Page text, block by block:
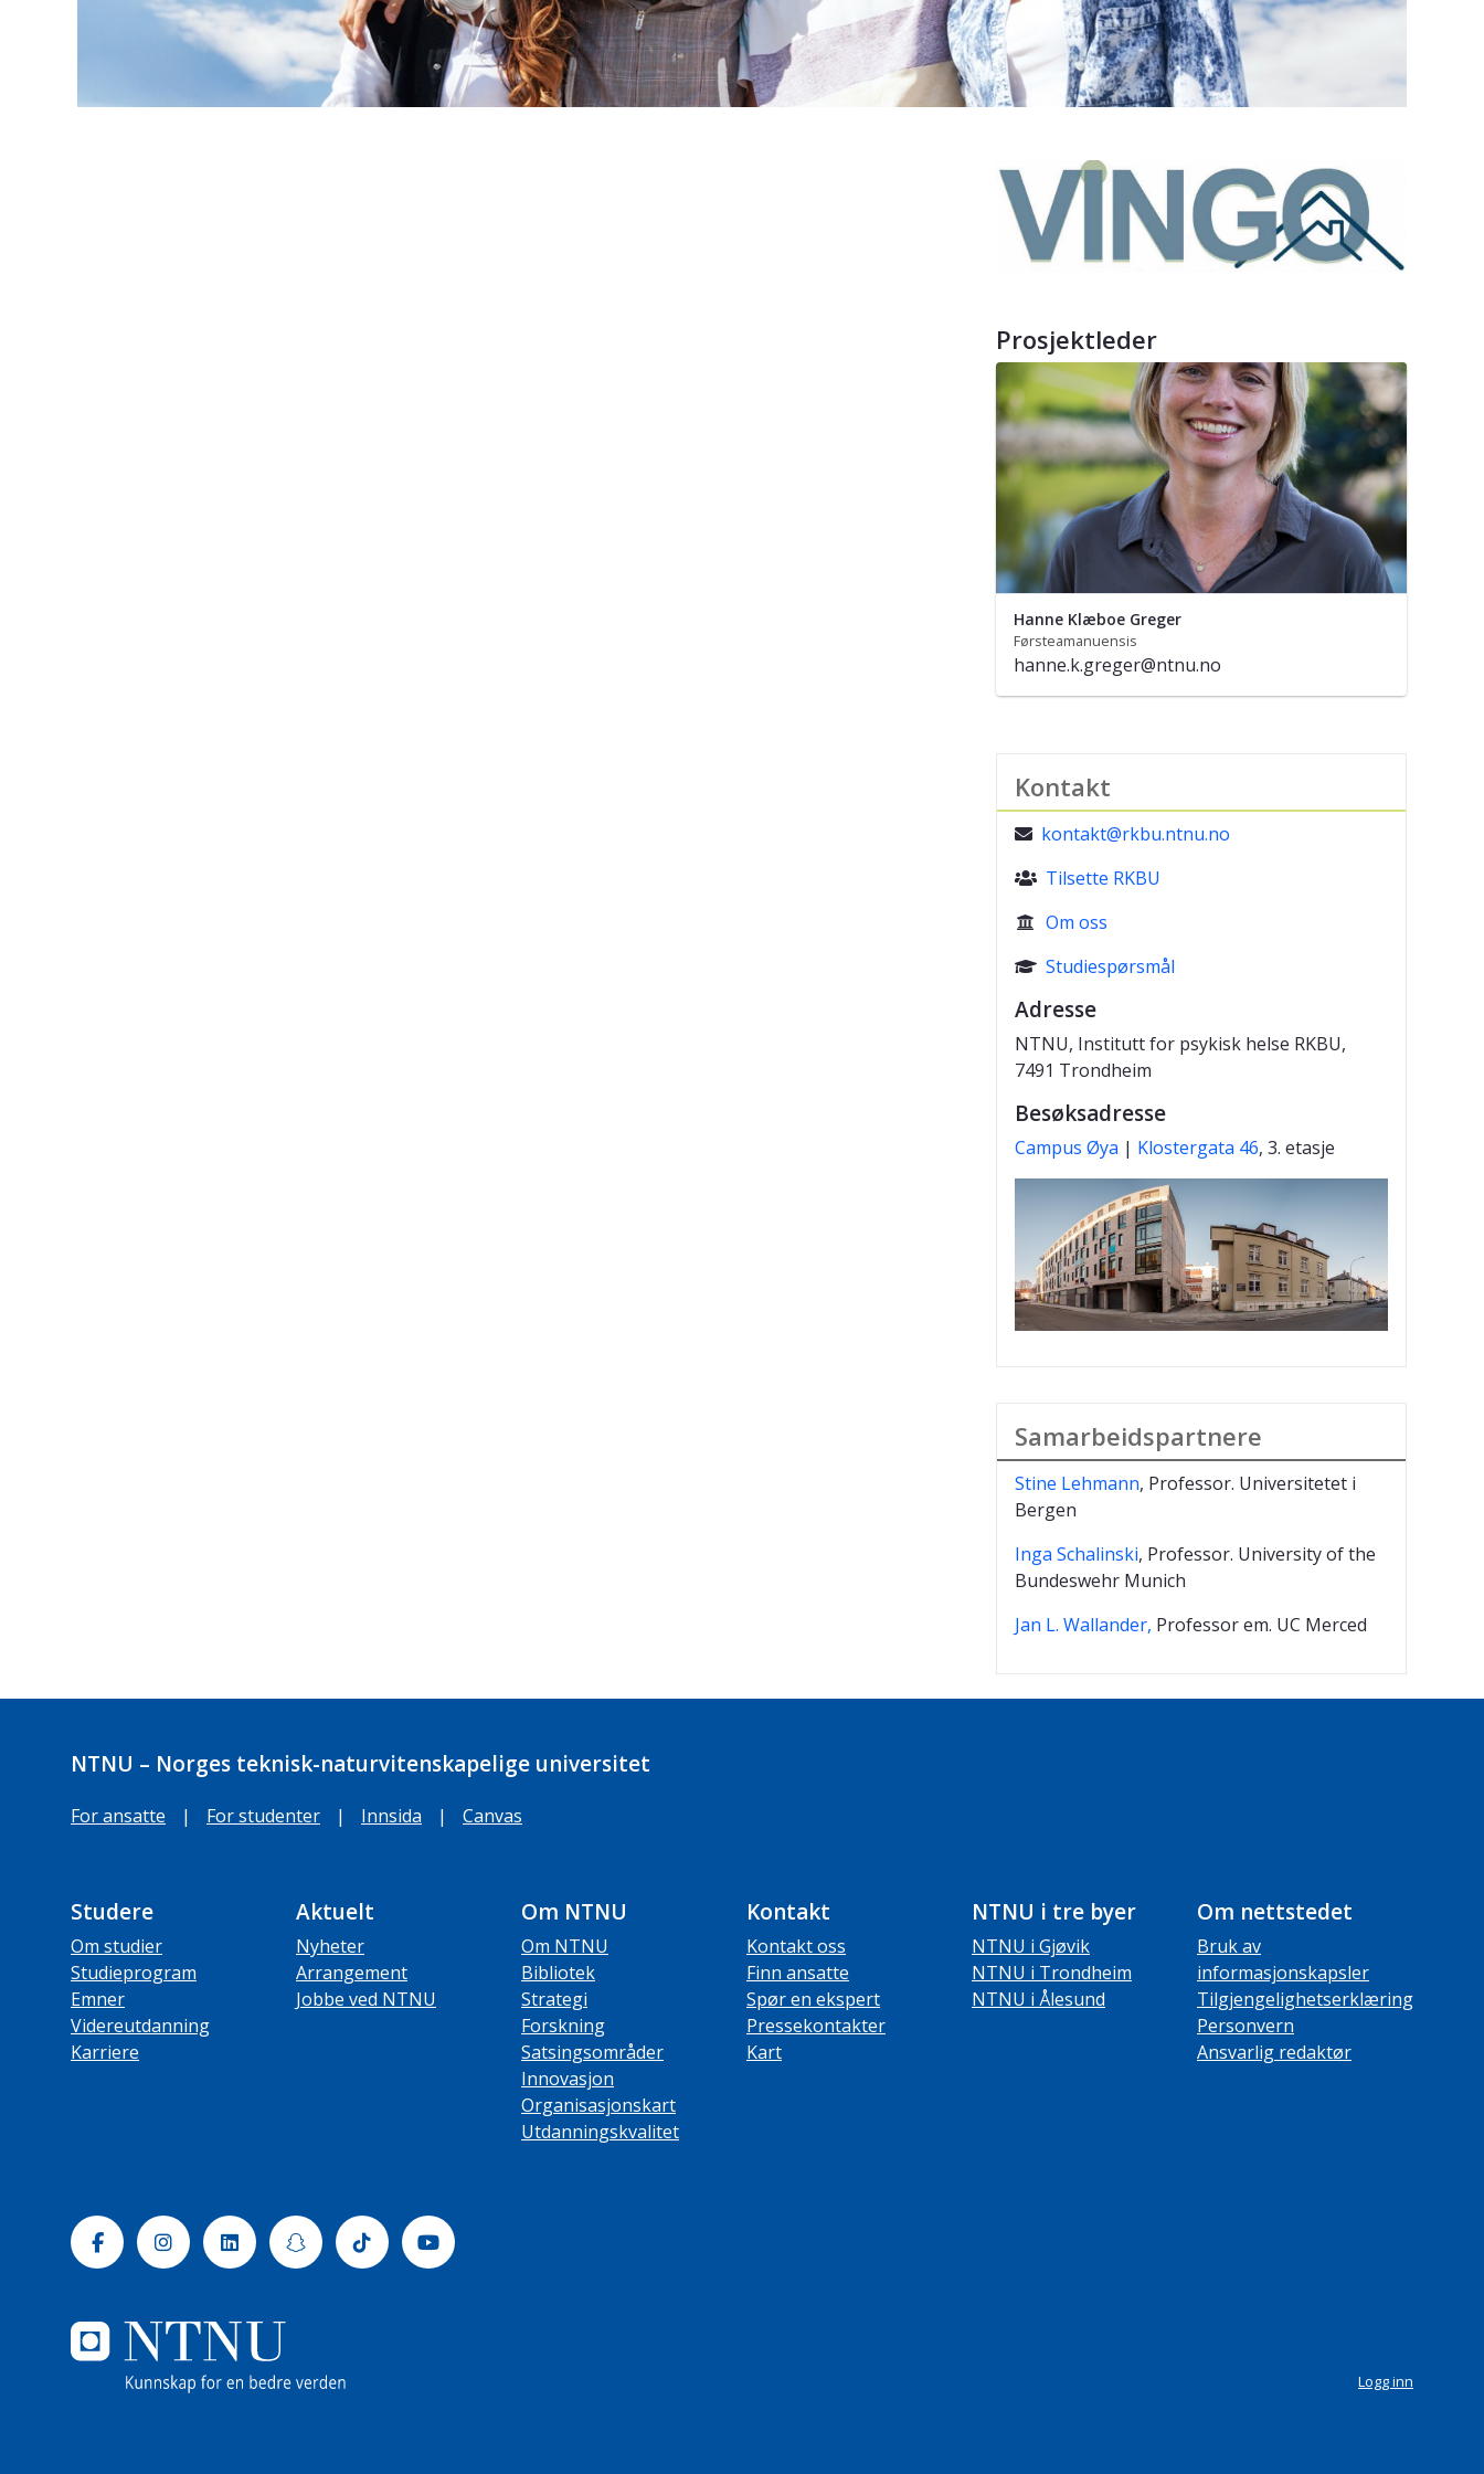
Prosjektleder
Hanne Klæboe Greger
Førsteamanuensis
hanne.k.greger@ntnu.no
Kontakt
 kontakt@rkbu.ntnu.no
 Tilsette RKBU
 Om oss
 Studiespørsmål
Adresse
NTNU, Institutt for psykisk helse RKBU,
7491 Trondheim
Besøksadresse
Campus Øya | Klostergata 46, 3. etasje
Samarbeidspartnere
Stine Lehmann, Professor. Universitetet i
Bergen
Inga Schalinski, Professor. University of the
Bundeswehr Munich
Jan L. Wallander, Professor em. UC Merced
NTNU – Norges teknisk-naturvitenskapelige universitet
For ansatte | For studenter | Innsida | Canvas
Studere
Om studier
Studieprogram
Emner
Videreutdanning
Karriere
Aktuelt
Nyheter
Arrangement
Jobbe ved NTNU
Om NTNU
Om NTNU
Bibliotek
Strategi
Forskning
Satsingsområder
Innovasjon
Organisasjonskart
Utdanningskvalitet
Kontakt
Kontakt oss
Finn ansatte
Spør en ekspert
Pressekontakter
Kart
NTNU i tre byer
NTNU i Gjøvik
NTNU i Trondheim
NTNU i Ålesund
Om nettstedet
Bruk av
informasjonskapsler
Tilgjengelighetserklæring
Personvern
Ansvarlig redaktør
FacebookInstagramLinkedinSnapchatTiktok Youtube
Logg inn